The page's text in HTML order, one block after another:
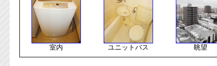
室内 ユニットバス 眺望